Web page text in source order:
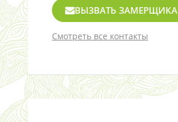
ВЫЗВАТЬ ЗАМЕРЩИКА
Смотреть все контакты